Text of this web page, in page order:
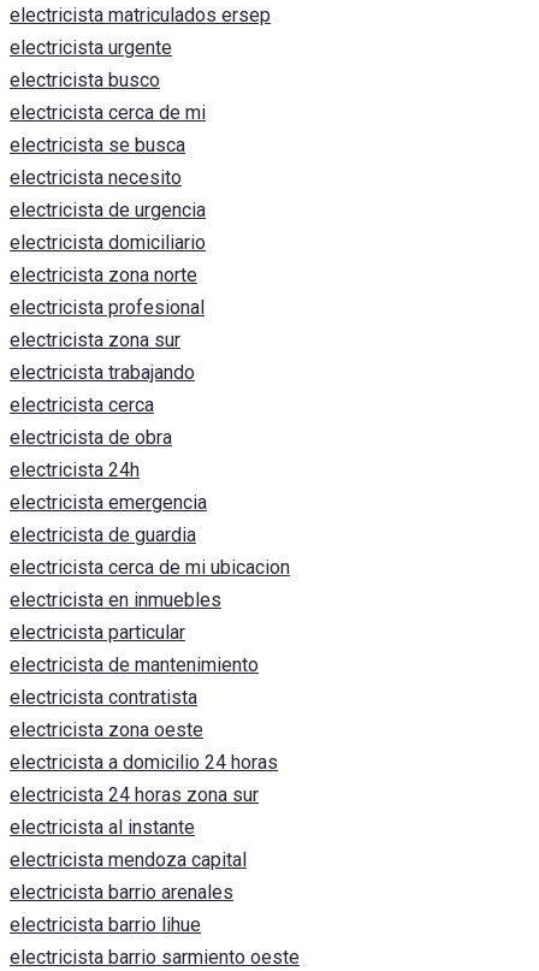
electricista matriculados ersep
electricista urgente
electricista busco
electricista cerca de mi
electricista se busca
electricista necesito
electricista de urgencia
electricista domiciliario
electricista zona norte
electricista profesional
electricista zona sur
electricista trabajando
electricista cerca
electricista de obra
electricista 24h
electricista emergencia
electricista de guardia
electricista cerca de mi ubicacion
electricista en inmuebles
electricista particular
electricista de mantenimiento
electricista contratista
electricista zona oeste
electricista a domicilio 24 horas
electricista 24 horas zona sur
electricista al instante
electricista mendoza capital
electricista barrio arenales
electricista barrio lihue
electricista barrio sarmiento oeste